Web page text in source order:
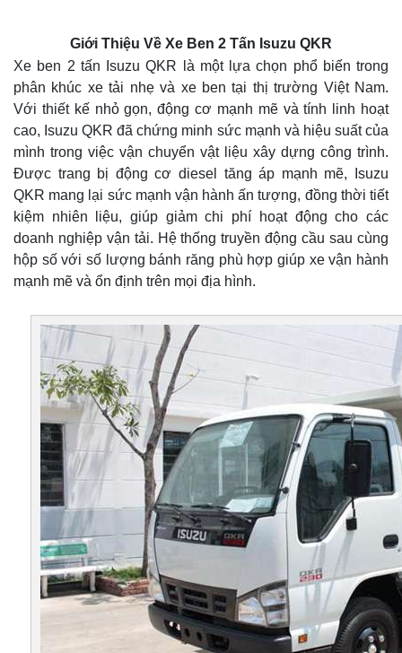
Giới Thiệu Về Xe Ben 2 Tấn Isuzu QKR
Xe ben 2 tấn Isuzu QKR là một lựa chọn phổ biến trong
phân khúc xe tải nhẹ và xe ben tại thị trường Việt Nam.
Với thiết kế nhỏ gọn, động cơ mạnh mẽ và tính linh hoạt
cao, Isuzu QKR đã chứng minh sức mạnh và hiệu suất của
mình trong việc vận chuyển vật liệu xây dựng công trình.
Được trang bị động cơ diesel tăng áp mạnh mẽ, Isuzu
QKR mang lại sức mạnh vận hành ấn tượng, đồng thời tiết
kiệm nhiên liệu, giúp giảm chi phí hoạt động cho các
doanh nghiệp vận tải. Hệ thống truyền động cầu sau cùng
hộp số với số lượng bánh răng phù hợp giúp xe vận hành
mạnh mẽ và ổn định trên mọi địa hình.